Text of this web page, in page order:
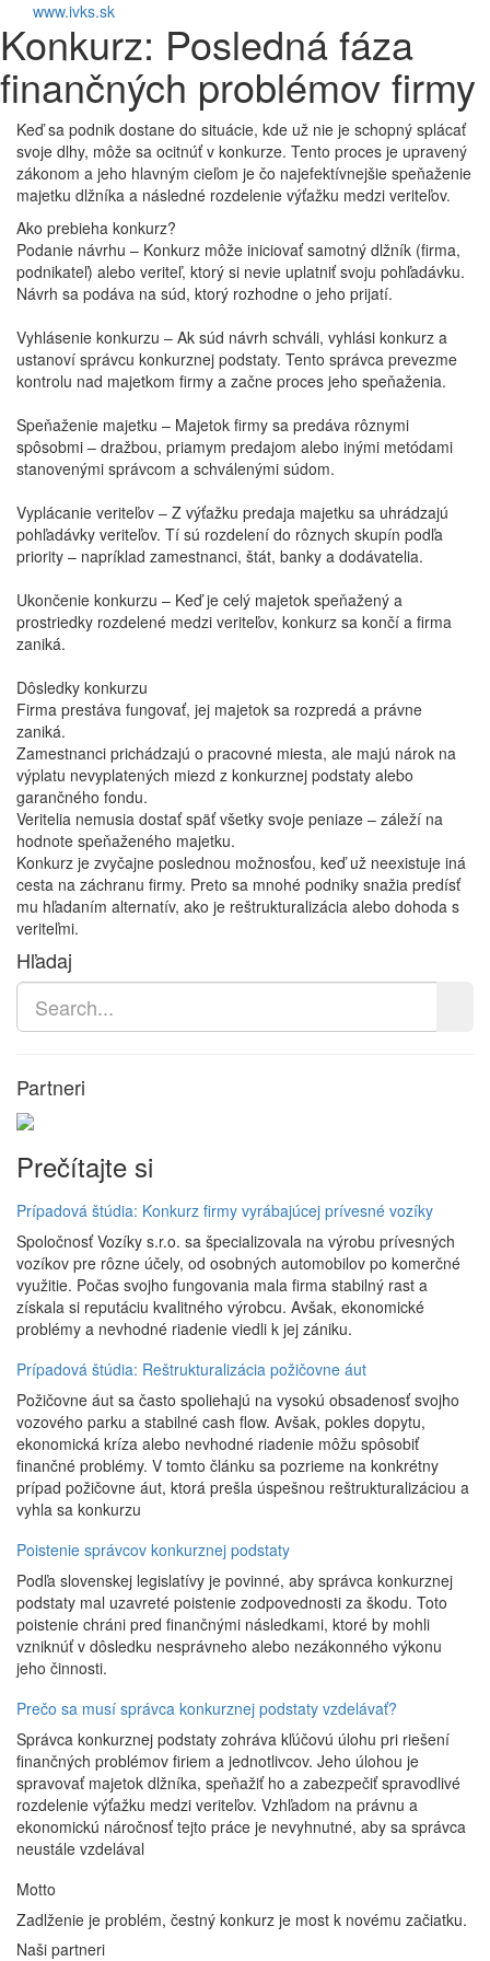
www.ivks.sk
Konkurz: Posledná fáza
finančných problémov firmy
Keď sa podnik dostane do situácie, kde už nie je schopný splácať
svoje dlhy, môže sa ocitnúť v konkurze. Tento proces je upravený
zákonom a jeho hlavným cieľom je čo najefektívnejšie speňaženie
majetku dlžníka a následné rozdelenie výťažku medzi veriteľov.
Ako prebieha konkurz?
Podanie návrhu – Konkurz môže iniciovať samotný dlžník (firma,
podnikateľ) alebo veriteľ, ktorý si nevie uplatniť svoju pohľadávku.
Návrh sa podáva na súd, ktorý rozhodne o jeho prijatí.
Vyhlásenie konkurzu – Ak súd návrh schváli, vyhlási konkurz a
ustanoví správcu konkurznej podstaty. Tento správca prevezme
kontrolu nad majetkom firmy a začne proces jeho speňaženia.
Speňaženie majetku – Majetok firmy sa predáva rôznymi
spôsobmi – dražbou, priamym predajom alebo inými metódami
stanovenými správcom a schválenými súdom.
Vyplácanie veriteľov – Z výťažku predaja majetku sa uhrádzajú
pohľadávky veriteľov. Tí sú rozdelení do rôznych skupín podľa
priority – napríklad zamestnanci, štát, banky a dodávatelia.
Ukončenie konkurzu – Keď je celý majetok speňažený a
prostriedky rozdelené medzi veriteľov, konkurz sa končí a firma
zaniká.
Dôsledky konkurzu
Firma prestáva fungovať, jej majetok sa rozpredá a právne
zaniká.
Zamestnanci prichádzajú o pracovné miesta, ale majú nárok na
výplatu nevyplatených miezd z konkurznej podstaty alebo
garančného fondu.
Veritelia nemusia dostať späť všetky svoje peniaze – záleží na
hodnote speňaženého majetku.
Konkurz je zvyčajne poslednou možnosťou, keď už neexistuje iná
cesta na záchranu firmy. Preto sa mnohé podniky snažia predísť
mu hľadaním alternatív, ako je reštrukturalizácia alebo dohoda s
veriteľmi.
Hľadaj
Partneri
Prečítajte si
Prípadová štúdia: Konkurz firmy vyrábajúcej prívesné vozíky
Spoločnosť Vozíky s.r.o. sa špecializovala na výrobu prívesných
vozíkov pre rôzne účely, od osobných automobilov po komerčné
využitie. Počas svojho fungovania mala firma stabilný rast a
získala si reputáciu kvalitného výrobcu. Avšak, ekonomické
problémy a nevhodné riadenie viedli k jej zániku.
Prípadová štúdia: Reštrukturalizácia požičovne áut
Požičovne áut sa často spoliehajú na vysokú obsadenosť svojho
vozového parku a stabilné cash flow. Avšak, pokles dopytu,
ekonomická kríza alebo nevhodné riadenie môžu spôsobiť
finančné problémy. V tomto článku sa pozrieme na konkrétny
prípad požičovne áut, ktorá prešla úspešnou reštrukturalizáciou a
vyhla sa konkurzu
Poistenie správcov konkurznej podstaty
Podľa slovenskej legislatívy je povinné, aby správca konkurznej
podstaty mal uzavreté poistenie zodpovednosti za škodu. Toto
poistenie chráni pred finančnými následkami, ktoré by mohli
vzniknúť v dôsledku nesprávneho alebo nezákonného výkonu
jeho činnosti.
Prečo sa musí správca konkurznej podstaty vzdelávať?
Správca konkurznej podstaty zohráva kľúčovú úlohu pri riešení
finančných problémov firiem a jednotlivcov. Jeho úlohou je
spravovať majetok dlžníka, speňažiť ho a zabezpečiť spravodlivé
rozdelenie výťažku medzi veriteľov. Vzhľadom na právnu a
ekonomickú náročnosť tejto práce je nevyhnutné, aby sa správca
neustále vzdelával
Motto
Zadlženie je problém, čestný konkurz je most k novému začiatku.
Naši partneri